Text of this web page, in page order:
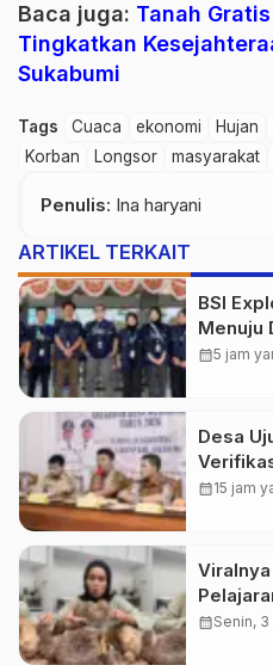
Baca juga: Tanah
Tingkatkan
Sukabumi
Tags Cuaca ekonomi Hujan
Korban
Longsor masyarakat
Penulis: Ina haryani
ARTIKEL TERKAIT
BSI
Menuju
calendar_month5 jam
Desa
calendar_month15 jam
Pangan
calendar_monthSenin,